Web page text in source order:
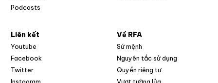
Podcasts
Liên kết
Youtube
Facebook
Twitter
Về RFA
Sứ mệnh
Nguyên tắc sử dụng
Quyền riêng tư